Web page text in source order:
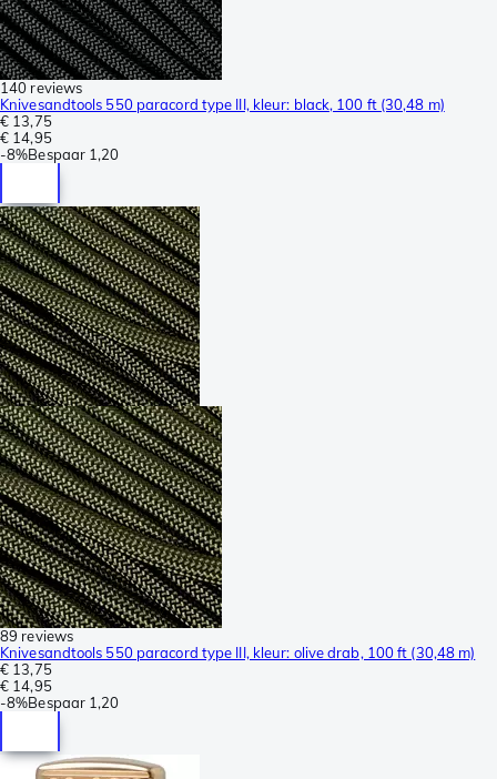
140 reviews
Knivesandtools 550 paracord type III, kleur: black, 100 ft (30,48 m)
€ 13,75
€ 14,95
-8%Bespaar 1,20
89 reviews
Knivesandtools 550 paracord type III, kleur: olive drab, 100 ft (30,48 m)
€ 13,75
€ 14,95
-8%Bespaar 1,20